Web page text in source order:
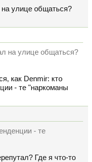
улице общаться?
на улице общаться?
как Denmir: кто
- те "наркоманы
- те
Где я что-то